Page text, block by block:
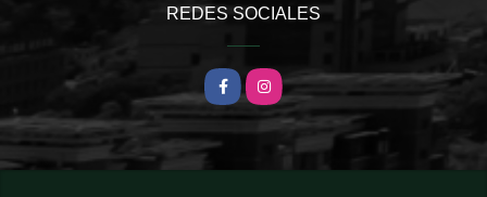
REDES SOCIALES
FacebookInstagram